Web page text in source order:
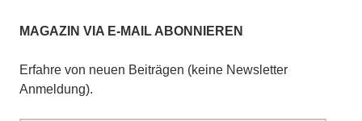
MAGAZIN VIA E-MAIL ABONNIEREN
Erfahre von neuen Beiträgen (keine Newsletter
Anmeldung).